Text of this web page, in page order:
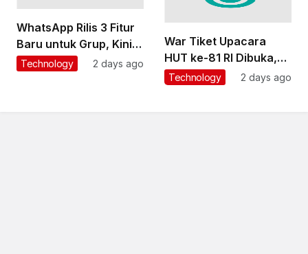
WhatsApp Rilis 3 Fitur
Baru untuk Grup, Kini
Bisa Mention @Semua
Technology 2 days ago
War Tiket Upacara
HUT ke-81 RI Dibuka,
Ini Syarat dan Cara
Technology 2 days ago